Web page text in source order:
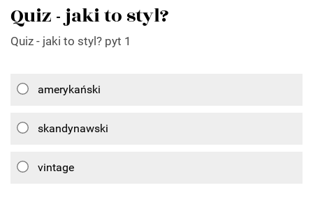
Quiz - jaki to styl?
Quiz - jaki to styl? pyt 1
amerykański
skandynawski
vintage